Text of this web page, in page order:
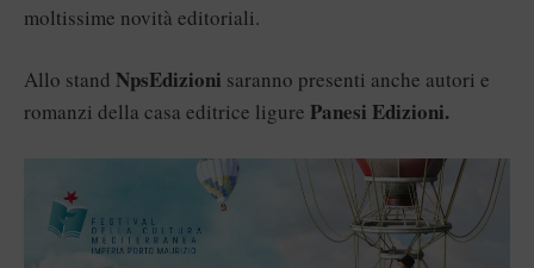
moltissime novità editoriali.
Allo stand NpsEdizioni saranno presenti anche autori e
romanzi della casa editrice ligure Panesi Edizioni.